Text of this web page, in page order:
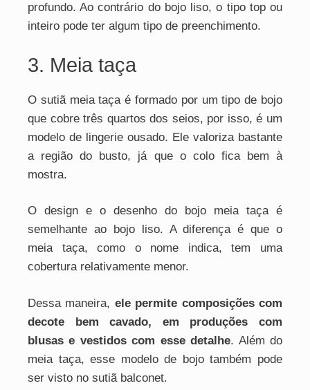
profundo. Ao contrário do bojo liso, o tipo top ou
inteiro pode ter algum tipo de preenchimento.
3. Meia taça
O sutiã meia taça é formado por um tipo de bojo
que cobre três quartos dos seios, por isso, é um
modelo de lingerie ousado. Ele valoriza bastante
a região do busto, já que o colo fica bem à
mostra.
O design e o desenho do bojo meia taça é
semelhante ao bojo liso. A diferença é que o
meia taça, como o nome indica, tem uma
cobertura relativamente menor.
Dessa maneira, ele permite composições com
decote bem cavado, em produções com
blusas e vestidos com esse detalhe. Além do
meia taça, esse modelo de bojo também pode
ser visto no sutiã balconet.